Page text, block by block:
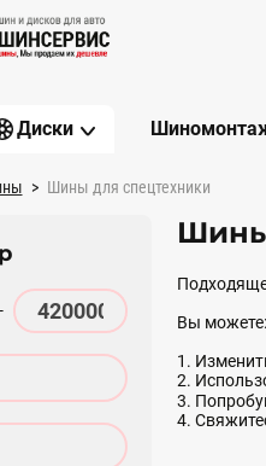
Диски
Шины для спецтехники
-
Вы можете:
1.
2.
3.
4.